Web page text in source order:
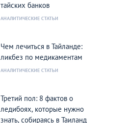
тайских банков
АНАЛИТИЧЕСКИЕ СТАТЬИ
Чем лечиться в Тайланде:
ликбез по медикаментам
АНАЛИТИЧЕСКИЕ СТАТЬИ
Третий пол: 8 фактов о
ледибоях, которые нужно
знать, собираясь в Таиланд